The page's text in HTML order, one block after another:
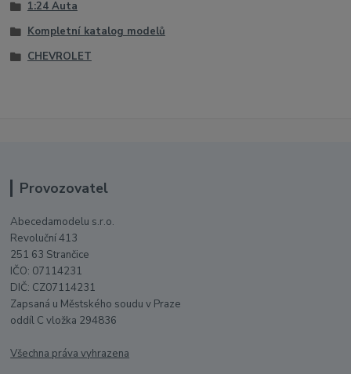
1:24 Auta
Kompletní katalog modelů
CHEVROLET
Provozovatel
Abecedamodelu s.r.o.
Revoluční 413
251 63 Strančice
IČO: 07114231
DIČ: CZ07114231
Zapsaná u Městského soudu v Praze
oddíl C vložka 294836
Všechna práva vyhrazena